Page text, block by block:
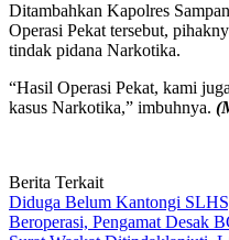
Ditambahkan Kapolres
Operasi Pekat tersebut,
tindak pidana Narkotika.
“Hasil Operasi Pekat, kami
kasus Narkotika,” imbuhnya.
Berita Terkait
Diduga Belum Kantongi
Beroperasi, Pengamat Desak